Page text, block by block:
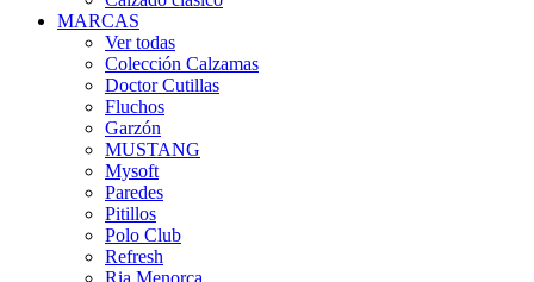
MARCAS
Ver todas
Colección Calzamas
Doctor Cutillas
Fluchos
Garzón
MUSTANG
Mysoft
Paredes
Pitillos
Polo Club
Refresh
Ria Menorca